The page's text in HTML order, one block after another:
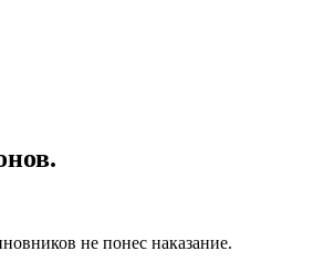
не понес наказание.